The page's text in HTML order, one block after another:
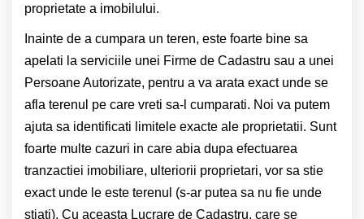
proprietate a imobilului.
Inainte de a cumpara un teren, este foarte bine sa
apelati la serviciile unei Firme de Cadastru sau a unei
Persoane Autorizate, pentru a va arata exact unde se
afla terenul pe care vreti sa-l cumparati. Noi va putem
ajuta sa identificati limitele exacte ale proprietatii. Sunt
foarte multe cazuri in care abia dupa efectuarea
tranzactiei imobiliare, ulteriorii proprietari, vor sa stie
exact unde le este terenul (s-ar putea sa nu fie unde
stiati). Cu aceasta Lucrare de Cadastru, care se